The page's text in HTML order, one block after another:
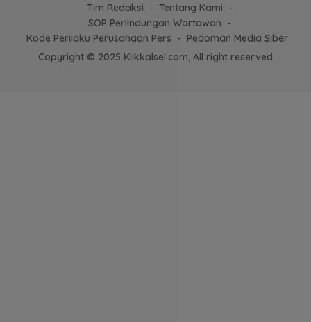
Tim Redaksi
Tentang Kami
SOP Perlindungan Wartawan
Kode Perilaku Perusahaan Pers
Pedoman Media Siber
Copyright © 2025 Klikkalsel.com, All right reserved